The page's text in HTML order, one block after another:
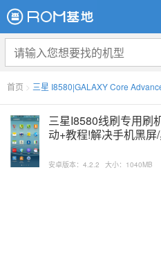
首页 > 三星 I8580|GALAXY Core
三星I8580线刷专用刷
动+教程!解决手机黑屏
安卓版本：4.2.2 大小：1040MB